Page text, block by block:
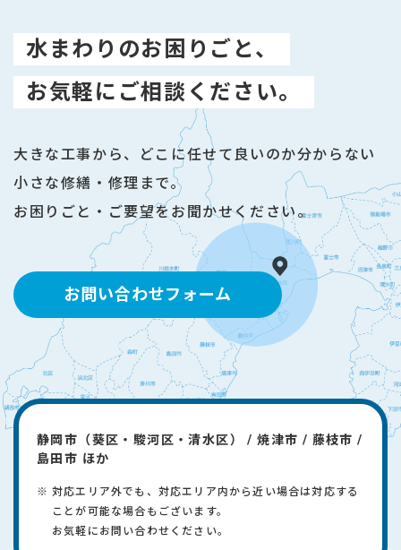
水まわりのお困りごと、
お気軽にご相談ください。
大きな工事から、どこに任せて良いのか分からない
小さな修繕・修理まで。
お困りごと・ご要望をお聞かせください。
お問い合わせフォーム
静岡市（葵区・駿河区・清水区） / 焼津市 / 藤枝市 /
島田市 ほか
対応エリア外でも、対応エリア内から近い場合は対応する
ことが可能な場合もございます。
​お気軽にお問い合わせください。